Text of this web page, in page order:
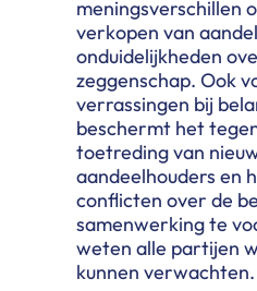
meningsverschillen
verkopen van
onduidelijkheden
zeggenschap. Ook
verrassingen bij
beschermt het
toetreding van
aandeelhouders en
conflicten over de
samenwerking te
weten alle partijen
kunnen verwachten.